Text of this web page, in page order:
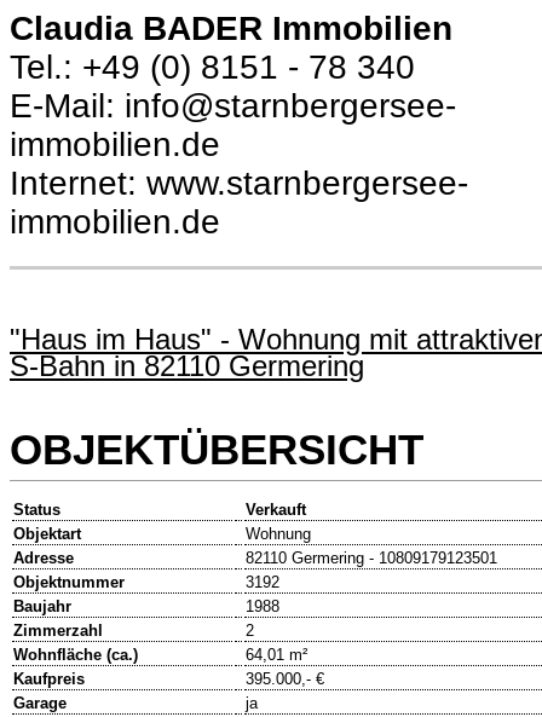
Claudia BADER Immobilien
Tel.: +49 (0) 8151 - 78 340
E-Mail: info@starnbergersee-
immobilien.de
Internet: www.starnbergersee-
immobilien.de
"Haus im Haus" - Wohnung mit
S-Bahn in 82110 Germering
OBJEKTÜBERSICHT
Status
Verkauft
Objektart
Wohnung
Adresse
82110 Germering - 10809179123501
Objektnummer
3192
Baujahr
1988
Zimmerzahl
2
Wohnfläche (ca.)
64,01 m²
Kaufpreis
395.000,- €
Garage
ja